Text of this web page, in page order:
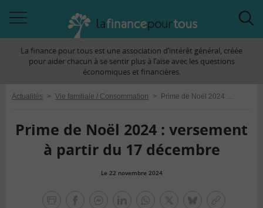
àLa finance pour tous est une association d’intérêt général, créée
pour aider chacun à se sentir plus à l’aise avec les questions
économiques et financières.
Actualités > Vie familiale / Consommation > Prime de Noël 2024 : versement à partir du 17 décembre
Prime de Noël 2024 : versement
à partir du 17 décembre
Le 22 novembre 2024